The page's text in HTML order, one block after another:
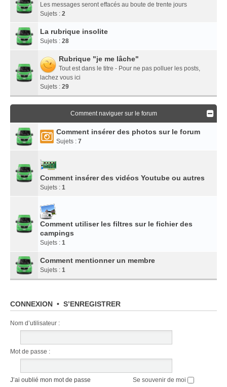
Les messages seront effacés au boute de trente jours
Sujets : 2
La rubrique insolite
Sujets : 28
Rubrique "je me lâche"
Tout est dans le titre - Pour ne pas polluer les posts,
lachez vous ici
Sujets : 29
Comment naviguer sur le forum
Comment insérer des photos sur le forum
Sujets : 7
Comment insérer des vidéos Youtube ou autres
Sujets : 1
Comment utiliser les filtres sur le fichier des
campings
Sujets : 1
Comment mentionner un membre
Sujets : 1
CONNEXION • S’ENREGISTRER
Nom d’utilisateur :
Mot de passe :
J’ai oublié mon mot de passe Se souvenir de moi